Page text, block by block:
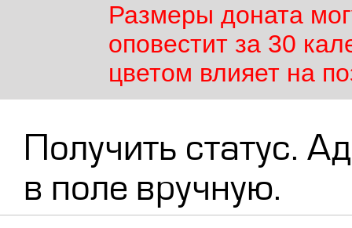
Размеры доната
оповестит за 30
цветом влияет на
Получить статус.
в поле вручную.